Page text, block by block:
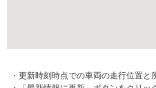
・更新時刻時点での車両の走行位置と